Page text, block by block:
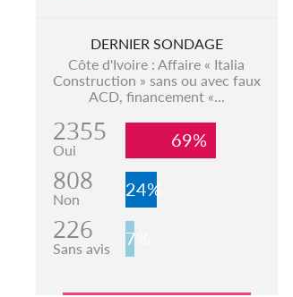
DERNIER SONDAGE
Côte d'Ivoire : Affaire « Italia
Construction » sans ou avec faux
ACD, financement «...
2355
Oui 69%
808
Non 24%
226
Sans avis 7%